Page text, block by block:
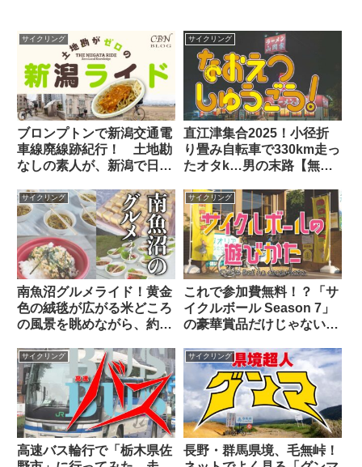
サイクリング
ブロンプトンで新潟交通電
車線廃線跡紀行！ 土地勘
なしの素人が、新潟で日帰
ら…。
サイクリング
直江津集合2025！小径折
り畳み自転車で330km走っ
たオタk…男の末路【無
サイクリング
南魚沼グルメライド！黄金
色の絨毯が広がる米どころ
の風景を眺めながら、約
コースを「完食」せよ！
サイクリング
これで参加費無料！？「サ
イクルボール Season 7」
の豪華賞品だけじゃない5
ステージの攻略メモ
サイクリング
高速バス輪行で「栃木県佐
サイクリング
長野・群馬県境、毛無峠！